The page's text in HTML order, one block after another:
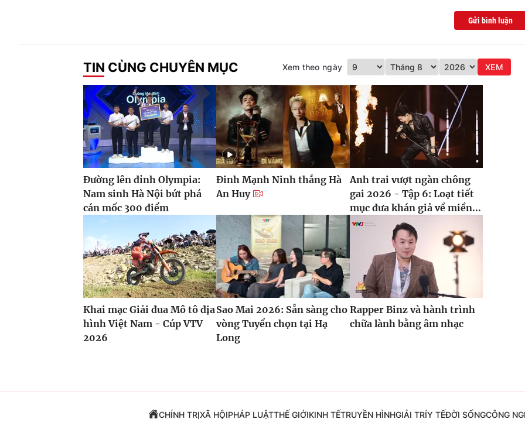
Gửi bình luận
TIN CÙNG CHUYÊN MỤC Xem theo ngày XEM
Đường lên đỉnh Olympia:
Nam sinh Hà Nội bứt phá
cán mốc 300 điểm
Đinh Mạnh Ninh thắng Hà
An Huy
Anh trai vượt ngàn chông
gai 2026 - Tập 6: Loạt tiết
mục đưa khán giả về miền...
Khai mạc Giải đua Mô tô địa
hình Việt Nam - Cúp VTV
2026
Sao Mai 2026: Sẵn sàng cho
vòng Tuyển chọn tại Hạ
Long
Rapper Binz và hành trình
chữa lành bằng âm nhạc
CHÍNH TRỊXÃ HỘIPHÁP LUẬTTHẾ GIỚIKINH TẾTRUYỀN HÌNHGIẢI TRÍY TẾĐỜI SỐNGCÔNG